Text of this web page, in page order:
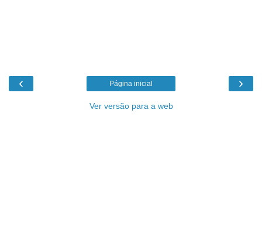
‹ ›
Página inicial
Ver versão para a web